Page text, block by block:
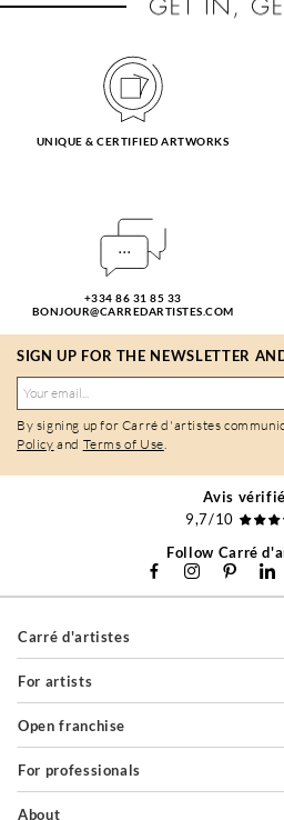
UNIQUE & CERTIFIED ARTWORKS
+334 86 31 85 33
BONJOUR@CARREDARTISTES.COM
SIGN UP FOR THE NEWSLETTER
By signing up for Carré d'artistes
Policy and Terms of Use
Avis
9,7/10
Follow Carré
Carré d'artistes
For artists
Open franchise
For professionals
About